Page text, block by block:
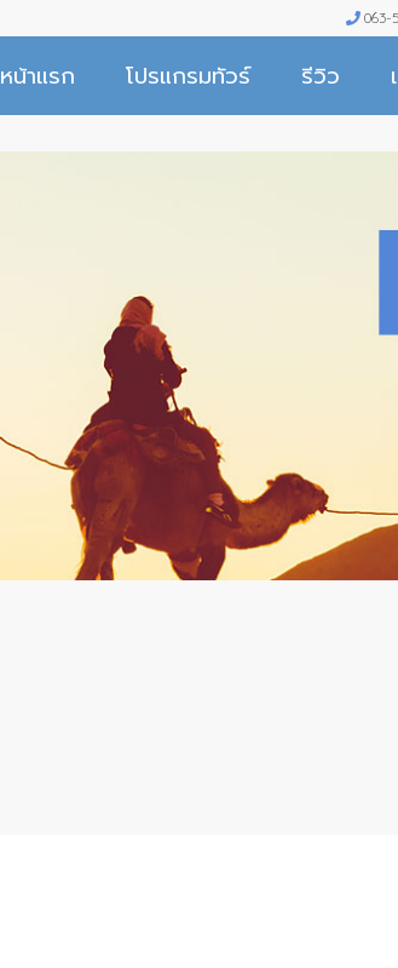
063-
หน้าแรก โปรแกรมทัวร์ รีวิว